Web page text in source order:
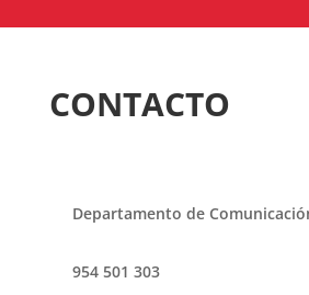
CONTACTO
Departamento de
954 501 303